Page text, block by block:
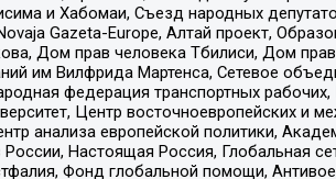
и Хабомаи, Съезд народных
Gazeta-Europe, Алтай проект,
Дом прав человека Тбилиси, Дом
им Вилфрида Мартенса, Сетевое
федерация транспортных
Центр восточноевропейских
анализа европейской политики,
Настоящая Россия, Глобальная
Фонд глобальной помощи,